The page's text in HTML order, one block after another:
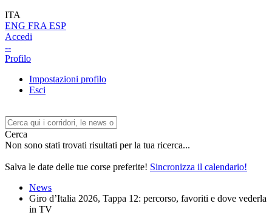
ITA
ENG FRA ESP
Accedi
--
Profilo
Impostazioni profilo
Esci
Cerca
Non sono stati trovati risultati per la tua ricerca...
Salva le date delle tue corse preferite! Sincronizza il calendario!
News
Giro d’Italia 2026, Tappa 12: percorso, favoriti e dove vederla
in TV